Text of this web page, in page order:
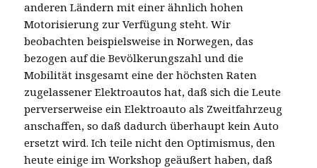
anderen Ländern mit einer ähnlich hohen
Motorisierung zur Verfügung steht. Wir
beobachten beispielsweise in Norwegen, das
bezogen auf die Bevölkerungszahl und die
Mobilität insgesamt eine der höchsten Raten
zugelassener Elektroautos hat, daß sich die Leute
perverserweise ein Elektroauto als Zweitfahrzeug
anschaffen, so daß dadurch überhaupt kein Auto
ersetzt wird. Ich teile nicht den Optimismus, den
heute einige im Workshop geäußert haben, daß